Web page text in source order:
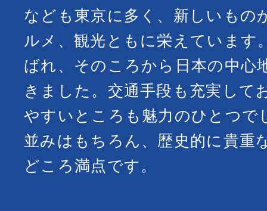
なども東京に多く、新しいもの
ルメ、観光ともに栄えています
ばれ、そのころから日本の中心
きました。交通手段も充実して
やすいところも魅力のひとつで
並みはもちろん、歴史的に貴重
どころ満点です。